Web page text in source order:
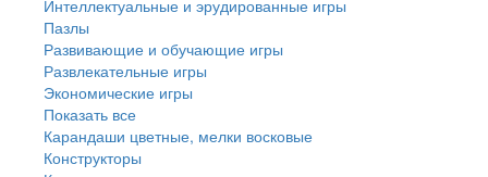
Интеллектуальные и эрудированные игры
Пазлы
Развивающие и обучающие игры
Развлекательные игры
Экономические игры
Показать все
Карандаши цветные, мелки восковые
Конструкторы